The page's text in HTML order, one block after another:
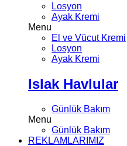
Losyon
Ayak Kremi
Menu
El ve Vücut Kremi
Losyon
Ayak Kremi
Islak Havlular
Günlük Bakım
Menu
Günlük Bakım
REKLAMLARIMIZ